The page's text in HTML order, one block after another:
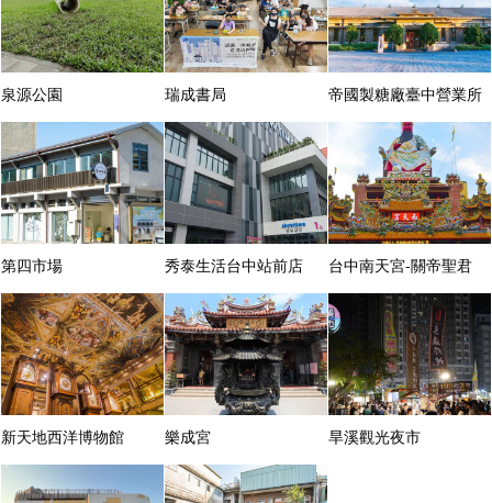
泉源公園 瑞成書局 帝國製糖廠臺中營業所
第四市場 秀泰生活台中站前店 台中南天宮-關帝聖君
新天地西洋博物館 樂成宮 旱溪觀光夜市